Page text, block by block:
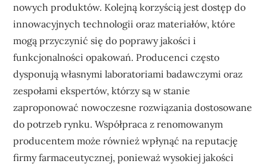
nowych produktów. Kolejną korzyścią jest dostęp do
innowacyjnych technologii oraz materiałów, które
mogą przyczynić się do poprawy jakości i
funkcjonalności opakowań. Producenci często
dysponują własnymi laboratoriami badawczymi oraz
zespołami ekspertów, którzy są w stanie
zaproponować nowoczesne rozwiązania dostosowane
do potrzeb rynku. Współpraca z renomowanym
producentem może również wpłynąć na reputację
firmy farmaceutycznej, ponieważ wysokiej jakości